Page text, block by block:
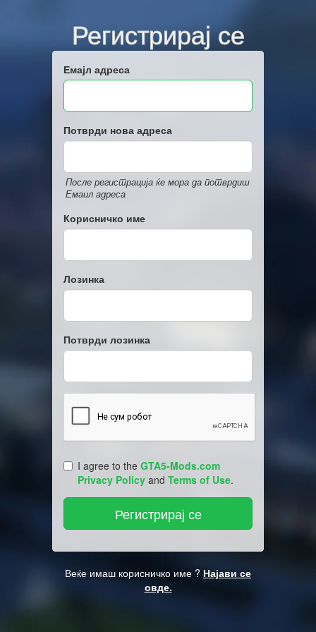
Регистрирај се
Емајл адреса
Потврди нова адреса
После регистрација ќе мора да потврдиш
Емаил адреса
Корисничко име
Лозинка
Потврди лозинка
I agree to the GTA5-Mods.com
Privacy Policy and Terms of Use.
Веќе имаш корисничко име ? Најави се
овде.